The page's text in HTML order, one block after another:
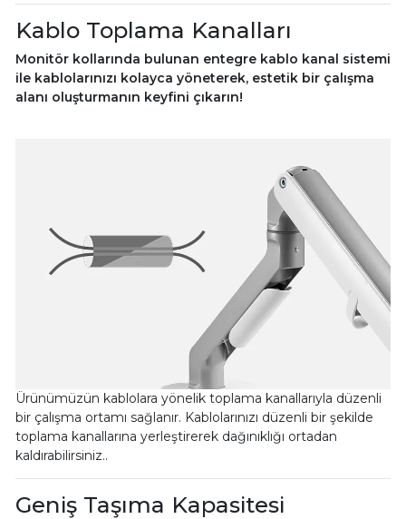
Kablo Toplama Kanalları
Monitör kollarında bulunan entegre kablo kanal sistemi
ile kablolarınızı kolayca yöneterek, estetik bir çalışma
alanı oluşturmanın keyfini çıkarın!
Ürünümüzün kablolara yönelik toplama kanallarıyla düzenli
bir çalışma ortamı sağlanır. Kablolarınızı düzenli bir şekilde
toplama kanallarına yerleştirerek dağınıklığı ortadan
kaldırabilirsiniz..
Geniş Taşıma Kapasitesi